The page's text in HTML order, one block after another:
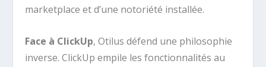
marketplace et d’une notoriété installée.
Face à ClickUp, Otilus défend une philosophie
inverse. ClickUp empile les fonctionnalités au